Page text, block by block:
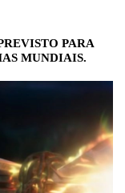
PARA
MUNDIAIS.